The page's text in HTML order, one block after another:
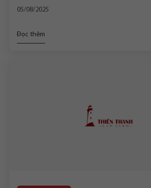
05/08/2025
Đọc thêm